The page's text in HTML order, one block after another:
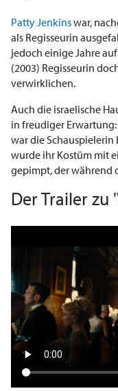
Patty Jenkinswar,
als Regisseurin
jedoch einige Jahre
(2003) Regisseurin
verwirklichen.
Auch die israelische
in freudiger
war die Schauspielerin
wurde ihr Kostüm mit
gepimpt, der während
Der Trailer zu